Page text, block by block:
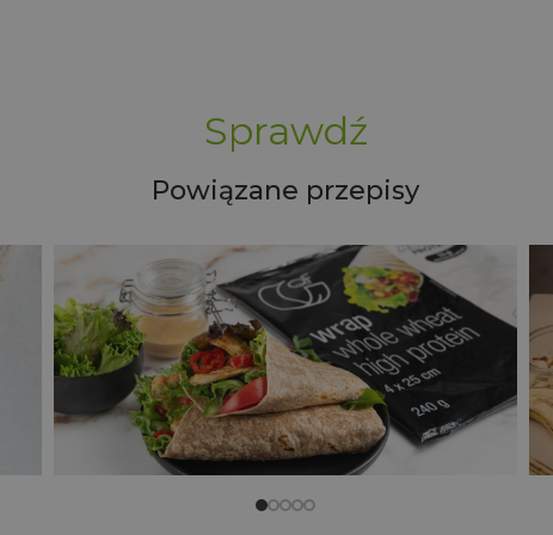
Sprawdź
Powiązane przepisy
i marakują